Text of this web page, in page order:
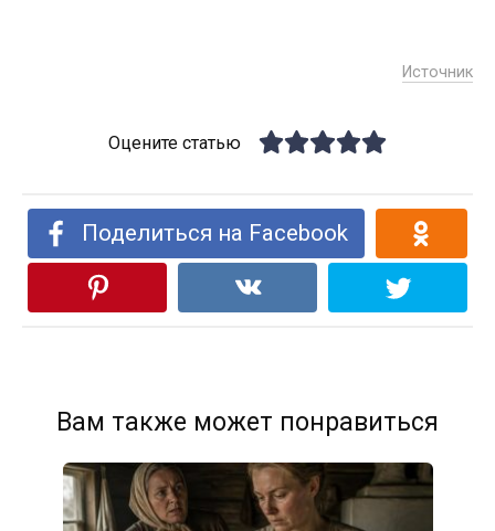
Источник
Оцените статью
Поделиться на Facebook
Вам также может понравиться